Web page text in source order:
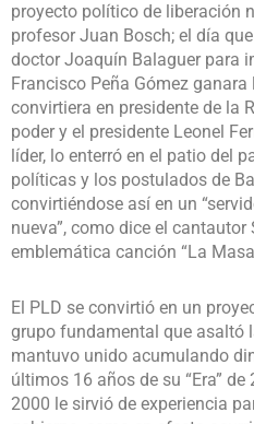
proyecto político de liberación
profesor Juan Bosch; el día
doctor Joaquín Balaguer para
Francisco Peña Gómez
convirtiera en presidente de la
poder y el presidente Leonel
líder, lo enterró en el patio del
políticas y los postulados de
convirtiéndose así en un
nueva”, como dice el
emblemática canción “La
El PLD se convirtió en un
grupo fundamental que asaltó
mantuvo unido acumulando
últimos 16 años de su “Era”
2000 le sirvió de experiencia